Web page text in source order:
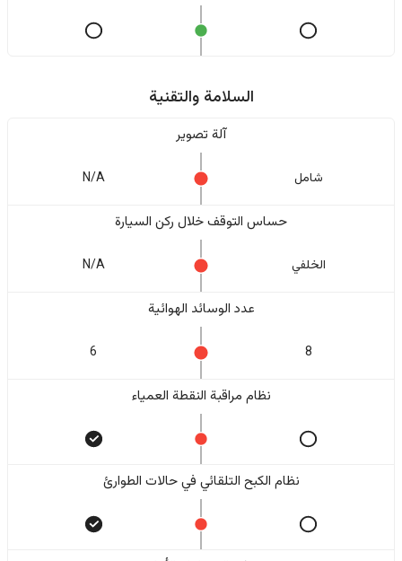
السلامة والتقنية
آلة تصوير
شامل N/A
حساس التوقف خلال ركن السيارة
الخلفي N/A
عدد الوسائد الهوائية
8
6
نظام مراقبة النقطة العمياء
نظام الكبح التلقائي في حالات الطوارئ